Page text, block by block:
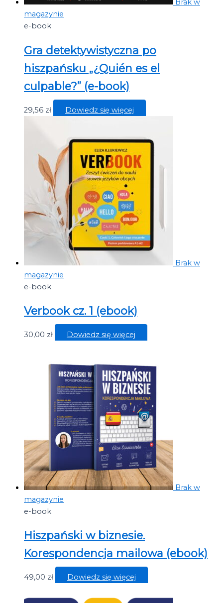
Brak w
magazynie
e-book
Gra detektywistyczna po
hiszpańsku „¿Quién es el
culpable?” (e-book)
29,56 zł Dowiedz się więcej
Brak w
magazynie
e-book
Verbook cz. 1 (ebook)
30,00 zł Dowiedz się więcej
Brak w
magazynie
e-book
Hiszpański w biznesie.
Korespondencja mailowa (ebook)
49,00 zł Dowiedz się więcej